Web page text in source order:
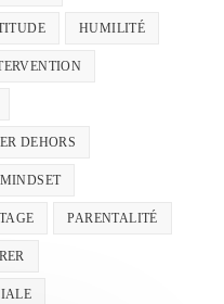
HUMILITÉ
DEHORS
MINDSET
PARENTALITÉ